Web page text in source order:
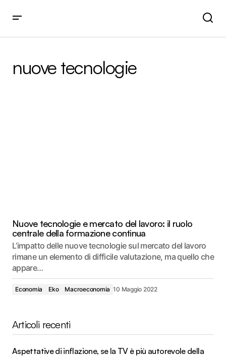
nuove tecnologie
Nuove tecnologie e mercato del lavoro: il ruolo
centrale della formazione continua
L’impatto delle nuove tecnologie sul mercato del lavoro
rimane un elemento di difficile valutazione, ma quello che
appare…
Economia Eko Macroeconomia 10 Maggio 2022
Articoli recenti
Aspettative di inflazione, se la TV è più autorevole della